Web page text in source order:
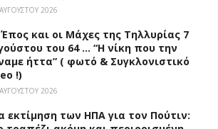
2026
και οι Μάχες της Τηλλυρίας 7
του 64 … “Η νίκη που την
ήττα” ( φωτό & Συγκλονιστικό
!)
2026
εκτίμηση των ΗΠΑ για τον Πούτιν: